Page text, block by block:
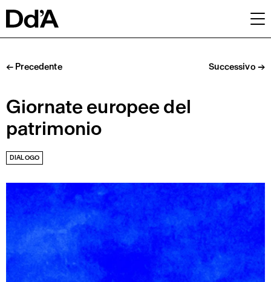
Cosa facciamo
Chi siamo
Archivio
← Precedente Successivo →
Giornate europee del
patrimonio
DIALOGO